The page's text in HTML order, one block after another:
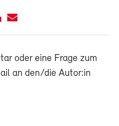
oder eine Frage zum
an den/die Autor:in